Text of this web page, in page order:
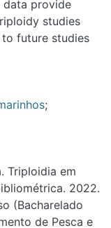
em
2022. 35 f.
Pesca e
Pernambuco,
3170